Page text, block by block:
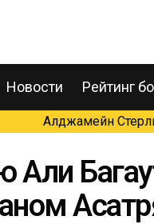
Новости Рейтинг
Алджамейн
Али